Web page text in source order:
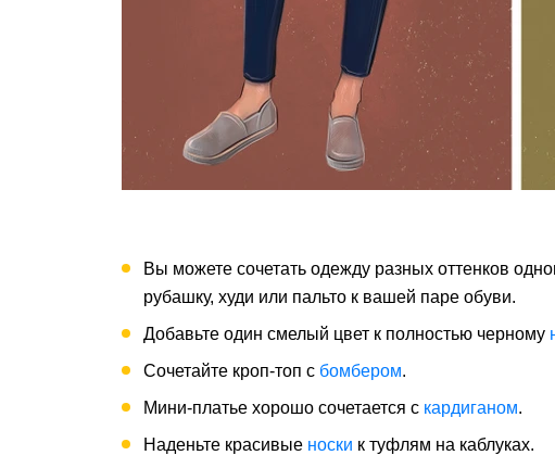
Вы можете сочетать одежду разных оттенков
рубашку, худи или пальто к вашей паре обуви.
Добавьте один смелый цвет к полностью черному
Сочетайте кроп-топ с бомбером.
Мини-платье хорошо сочетается с кардиганом.
Наденьте красивые носки к туфлям на каблуках.